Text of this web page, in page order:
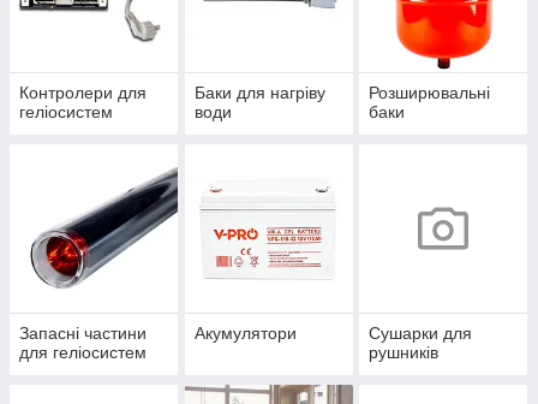
Контролери для
геліосистем
Баки для нагріву
води
Розширювальні
баки
Запасні частини
для геліосистем
Акумулятори
Сушарки для
рушників